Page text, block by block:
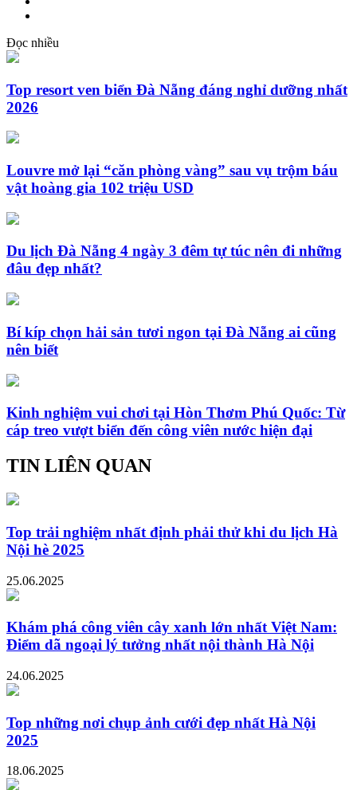
Đọc nhiều
Top resort ven biển Đà Nẵng đáng nghỉ dưỡng nhất
2026
Louvre mở lại “căn phòng vàng” sau vụ trộm báu
vật hoàng gia 102 triệu USD
Du lịch Đà Nẵng 4 ngày 3 đêm tự túc nên đi những
đâu đẹp nhất?
Bí kíp chọn hải sản tươi ngon tại Đà Nẵng ai cũng
nên biết
Kinh nghiệm vui chơi tại Hòn Thơm Phú Quốc: Từ
cáp treo vượt biển đến công viên nước hiện đại
TIN LIÊN QUAN
Top trải nghiệm nhất định phải thử khi du lịch Hà
Nội hè 2025
25.06.2025
Khám phá công viên cây xanh lớn nhất Việt Nam:
Điểm dã ngoại lý tưởng nhất nội thành Hà Nội
24.06.2025
Top những nơi chụp ảnh cưới đẹp nhất Hà Nội
2025
18.06.2025